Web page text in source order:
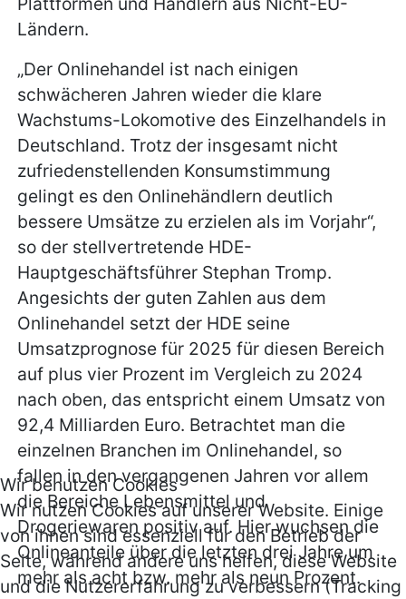
Ländern.
„Der Onlinehandel ist nach einigen
schwächeren Jahren wieder die klare
Wachstums-Lokomotive des Einzelhandels in
Deutschland. Trotz der insgesamt nicht
zufriedenstellenden Konsumstimmung
gelingt es den Onlinehändlern deutlich
bessere Umsätze zu erzielen als im Vorjahr“,
so der stellvertretende HDE-
Hauptgeschäftsführer Stephan Tromp.
Angesichts der guten Zahlen aus dem
Onlinehandel setzt der HDE seine
Umsatzprognose für 2025 für diesen Bereich
auf plus vier Prozent im Vergleich zu 2024
nach oben, das entspricht einem Umsatz von
92,4 Milliarden Euro. Betrachtet man die
einzelnen Branchen im Onlinehandel, so
fallen in den vergangenen Jahren vor allem
die Bereiche Lebensmittel und
Drogeriewaren positiv auf. Hier wuchsen die
Onlineanteile über die letzten drei Jahre um
mehr als acht bzw. mehr als neun Prozent.
Wir benutzen Cookies
Wir nutzen Cookies auf unserer Website. Einige
von ihnen sind essenziell für den Betrieb der
Seite, während andere uns helfen, diese Website
und die Nutzererfahrung zu verbessern (Tracking